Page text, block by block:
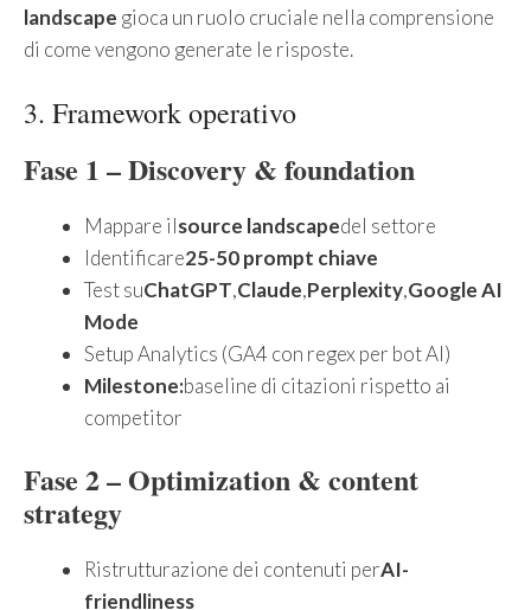
landscape gioca un ruolo cruciale nella comprensione
di come vengono generate le risposte.
3. Framework operativo
Fase 1 – Discovery & foundation
Mappare ilsource landscapedel settore
Identificare25-50 prompt chiave
Test suChatGPT,Claude,Perplexity,Google AI
Mode
Setup Analytics (GA4 con regex per bot AI)
Milestone:baseline di citazioni rispetto ai
competitor
Fase 2 – Optimization & content
strategy
Ristrutturazione dei contenuti perAI-
friendliness